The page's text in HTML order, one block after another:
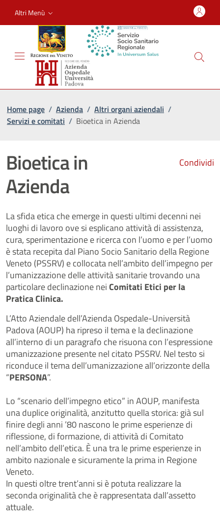
Altri Menù
Home page / Azienda / Altri organi aziendali /
Servizi e comitati / Bioetica in Azienda
Condividi
Bioetica in
Azienda
La sfida etica che emerge in questi ultimi decenni nei
luoghi di lavoro ove si esplicano attività di assistenza,
cura, sperimentazione e ricerca con l’uomo e per l’uomo
è stata recepita dal Piano Socio Sanitario della Regione
Veneto (PSSRV) e collocata nell’ambito dell’impegno per
l’umanizzazione delle attività sanitarie trovando una
particolare declinazione neiComitati Etici per la
Pratica Clinica.
L’Atto Aziendale dell’Azienda Ospedale-Università
Padova (AOUP) ha ripreso il tema e la declinazione
all’interno di un paragrafo che risuona con l’espressione
umanizzazione presente nel citato PSSRV. Nel testo si
riconduce il tema dell’umanizzazione all’orizzonte della
“PERSONA”.
Lo “scenario dell’impegno etico” in AOUP, manifesta
una duplice originalità, anzitutto quella storica: già sul
finire degli anni ’80 nascono le prime esperienze di
riflessione, di formazione, di attività di Comitato
nell’ambito dell’etica. È una tra le prime esperienze in
ambito nazionale e sicuramente la prima in Regione
Veneto.
In questi oltre trent’anni si è potuta realizzare la
seconda originalità che è rappresentata dall’assetto
attuale.